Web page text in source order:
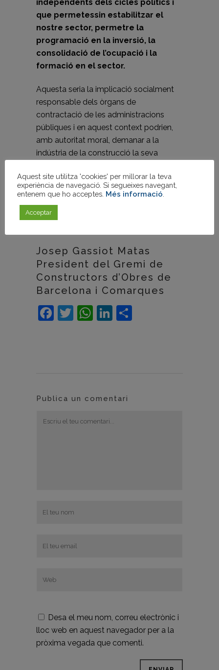
independents dels cicles polítics i
que permetessin estabilitzar el
nostre sector, permetre la
programació en la inversió, la
consolidació de l’ocupació i la
formació en el sector.
Aquesta seria la implicació socialment
responsable dels òrgans de
contractació de les administracions
públiques i en aquest context podrien,
amb autoritat moral, demanar a la
indústria de la construcció la seva
l’aspecte de les millores socials.
com diu el refrany “es col·loca la carreta
Josep Gassiot Matas
President del Gremi de
Constructors d’Obres de
Barcelona i Comarques
Facebook
Twitter
WhatsApp
LinkedIn
Publica un comentari
Desa el meu nom, correu electrònic i
lloc web en aquest navegador per a la
pròxima vegada que comenti.
Aquest site utilitza 'cookies' per millorar la teva
experiència de navegació. Si segueixes navegant,
entenem que ho acceptes. Més informació
Acceptar